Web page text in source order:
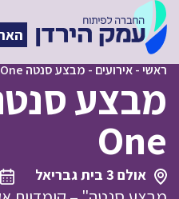
ראשי-אירועים - מבצע סנטה Red One
One
אולם 3 בית גבריאל